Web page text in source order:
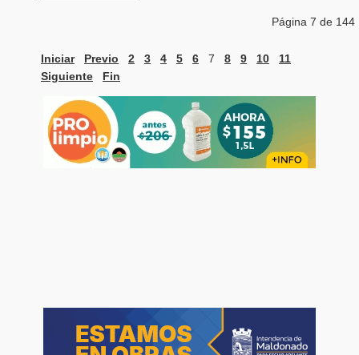
Página 7 de 144
Iniciar Previo 2 3 4 5 6 7 8 9 10
11
Siguiente
Fin